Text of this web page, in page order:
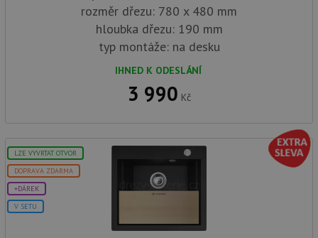
rozměr dřezu: 780 x 480 mm
hloubka dřezu: 190 mm
typ montáže: na desku
IHNED K ODESLÁNÍ
3 990 Kč
LZE VYVRTAT OTVOR
DOPRAVA ZDARMA
+DÁREK
V SETU